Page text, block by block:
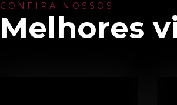
CONFIRA NOSSOS
Melhores